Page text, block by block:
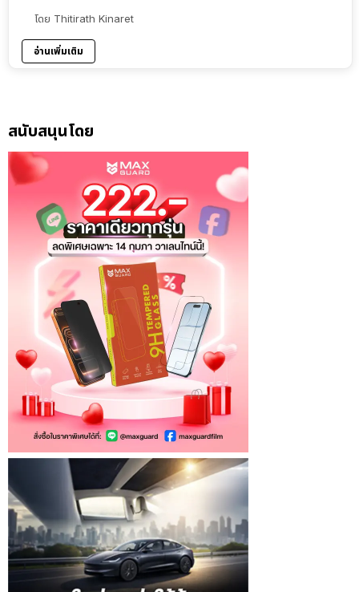
โดย Thitirath Kinaret
อ่านเพิ่มเติม
สนับสนุนโดย